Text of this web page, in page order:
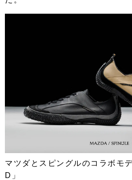
マツダとスピングルのコラボモ
D」